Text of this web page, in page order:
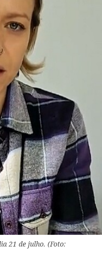
21 de julho. (Foto: